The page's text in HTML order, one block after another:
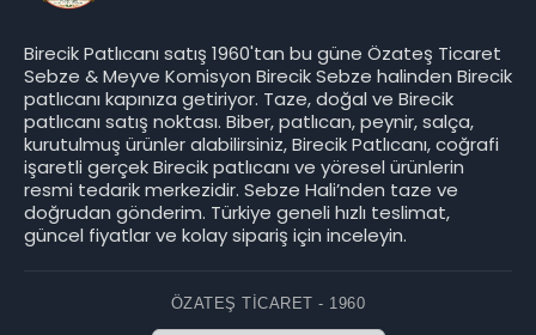
Birecik Patlıcanı satış 1960'tan bu güne Özateş Ticaret
Sebze & Meyve Komisyon Birecik Sebze halinden Birecik
patlıcanı kapınıza getiriyor. Taze, doğal ve Birecik
patlıcanı satış noktası. Biber, patlıcan, peynir, salça,
kurutulmuş ürünler alabilirsiniz, Birecik Patlıcanı, coğrafi
işaretli gerçek Birecik patlıcanı ve yöresel ürünlerin
resmi tedarik merkezidir. Sebze Hali’nden taze ve
doğrudan gönderim. Türkiye geneli hızlı teslimat,
güncel fiyatlar ve kolay sipariş için inceleyin.
ÖZATEŞ TICARET - 1960